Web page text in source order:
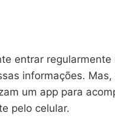
entrar regularmente
informações.
um app para
pelo celular.